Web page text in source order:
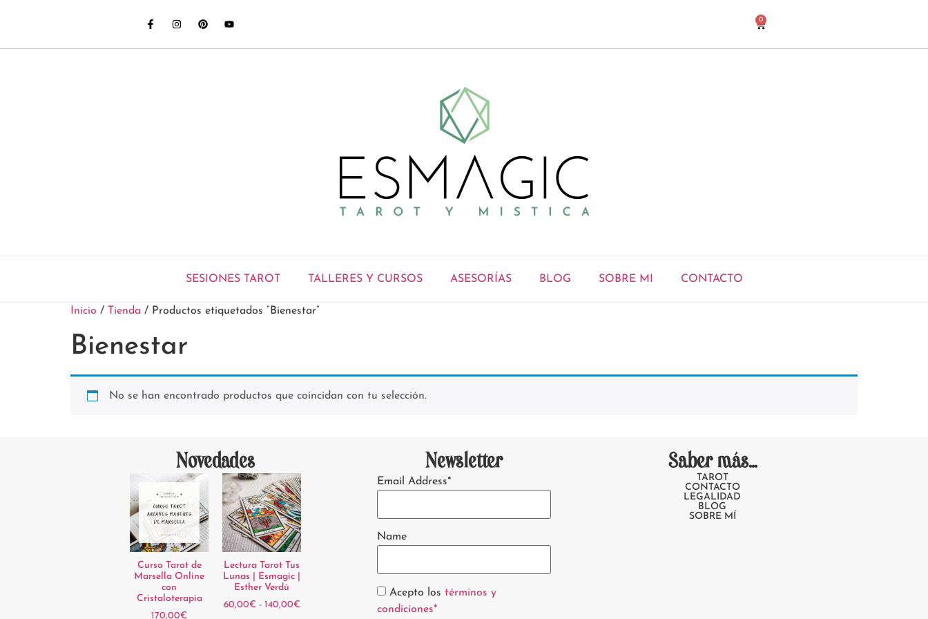
0
SESIONES TAROT TALLERES Y CURSOS ASESORÍAS BLOG SOBRE MI CONTACTO
Inicio / Tienda / Productos etiquetados “Bienestar”
Bienestar
No se han encontrado productos que coincidan con tu selección.
Novedades
Curso Tarot de
Marsella Online
con
Cristaloterapia
170,00€
Lectura Tarot Tus
Lunas | Esmagic |
Esther Verdú
60,00€ - 140,00€
Newsletter
Email Address*
Name
Acepto lostérminos y
condiciones*
Saber más...
TAROT
CONTACTO
LEGALIDAD
BLOG
SOBRE MÍ